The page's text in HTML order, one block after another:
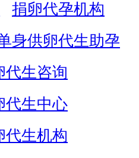
捐卵代孕机构
身供卵代生助孕
代生咨询
代生中心
代生机构